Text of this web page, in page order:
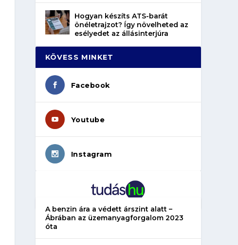
Hogyan készíts ATS-barát
önéletrajzot? Így növelheted az
esélyedet az állásinterjúra
KÖVESS MINKET
Facebook
Youtube
Instagram
A benzin ára a védett árszint alatt –
Ábrában az üzemanyagforgalom 2023
óta